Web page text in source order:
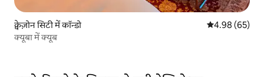
क्वेज़ोन सिटी में कॉन्डो औसत रेटिंग 5 में
4.98 (65)
क्यूबा में क्यूब